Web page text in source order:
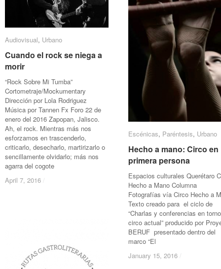
Audiovisual, Urbano
Cuando el rock se niega a
morir
“Rock Sobre Mi Tumba”
Cortometraje/Mockumentary
Dirección por Lola Rodriguez
Música por Tannen Fx Foro 22 de
enero del 2016 Zapopan, Jalisco.
Ah, el rock. Mientras más nos
esforzamos en trascenderlo,
criticarlo, desecharlo, martirizarlo o
sencillamente olvidarlo; más nos
agarra del cogote
April 7, 2016 /
Audiovisual Urbano
Cuando el rock se niega a
morir
April 7, 2016 /
Escénicas, Paréntesis, Urbano
Hecho a mano: Circo en
primera persona
Espacios culturales Querétaro
Hecho a Mano Columna
Fotografías vía Circo Hecho a
Texto creado para el ciclo de
“Charlas y conferencias en
circo actual” producido por
BERUF presentado dentro del
marco “El
January 15, 2016 /
Escénicas Paréntesis Urbano
Hecho a mano: Circo en
primera persona
January 15, 2016 /